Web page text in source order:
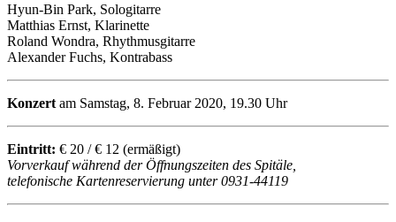
Hyun-Bin Park, Sologitarre
Matthias Ernst, Klarinette
Roland Wondra, Rhythmusgitarre
Alexander Fuchs, Kontrabass
Konzert am Samstag, 8. Februar 2020, 19.30 Uhr
Eintritt: € 20 / € 12 (ermäßigt)
Vorverkauf während der Öffnungszeiten des Spitäle,
telefonische Kartenreservierung unter 0931-44119